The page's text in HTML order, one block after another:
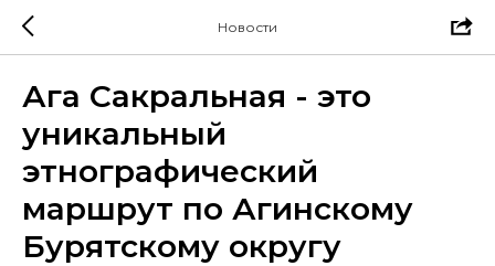
Новости
Ага Сакральная - это
уникальный
этнографический
маршрут по Агинскому
Бурятскому округу